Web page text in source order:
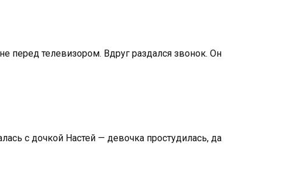
перед телевизором. Вдруг раздался звонок. Он
с дочкой Настей — девочка простудилась, да